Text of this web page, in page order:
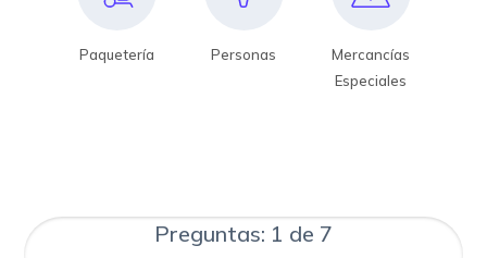
Paquetería Personas
Mercancías
Especiales
Preguntas: 1 de 7